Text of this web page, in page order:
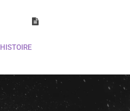
HISTOIRE